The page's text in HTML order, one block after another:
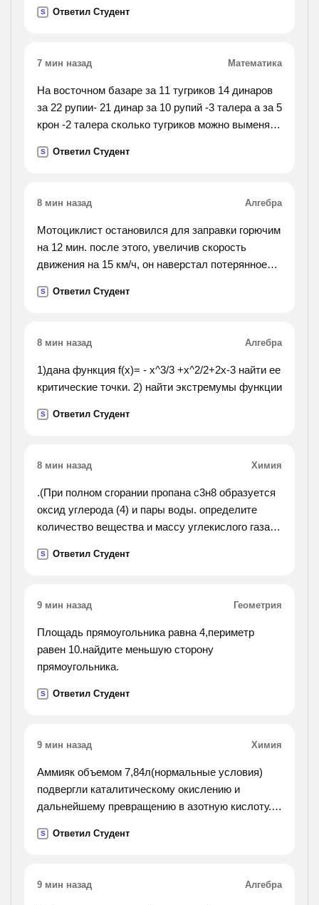
S Ответил Студент
7 мин назад Математика
На восточном базаре за 11 тугриков 14 динаров
за 22 рупии- 21 динар за 10 рупий -3 талера а за 5
крон -2 талера сколько тугриков можно выменять
S Ответил Студент
8 мин назад Алгебра
Мотоциклист остановился для заправки горючим
на 12 мин. после этого, увеличив скорость
движения на 15 км/ч, он наверстал потерянное
двигался после остановки?
S Ответил Студент
8 мин назад Алгебра
1)дана функция f(x)= - x^3/3 +x^2/2+2x-3 найти ее
критические точки. 2) найти экстремумы функции
S Ответил Студент
8 мин назад Химия
.(При полном сгорании пропана с3н8 образуется
оксид углерода (4) и пары воды. определите
количество вещества и массу углекислого газа
метров (н. у) пропана).
S Ответил Студент
9 мин назад Геометрия
Площадь прямоугольника равна 4,периметр
равен 10.найдите меньшую сторону
прямоугольника.
S Ответил Студент
9 мин назад Химия
Аммияк объемом 7,84л(нормальные условия)
подвергли каталитическому окислению и
дальнейшему превращению в азотную кислоту. в
считая выход азотной кислоты 40%, определите
S Ответил Студент
9 мин назад Алгебра